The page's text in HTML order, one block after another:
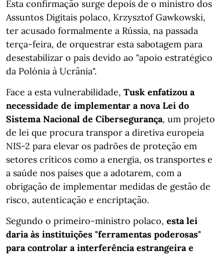
Esta confirmação surge depois de o ministro dos
Assuntos Digitais polaco, Krzysztof Gawkowski,
ter acusado formalmente a Rússia, na passada
terça-feira, de orquestrar esta sabotagem para
desestabilizar o país devido ao "apoio estratégico
da Polónia à Ucrânia".
Face a esta vulnerabilidade, Tusk enfatizou a
necessidade de implementar a nova Lei do
Sistema Nacional de Cibersegurança, um projeto
de lei que procura transpor a diretiva europeia
NIS-2 para elevar os padrões de proteção em
setores críticos como a energia, os transportes e
a saúde nos países que a adotarem, com a
obrigação de implementar medidas de gestão de
risco, autenticação e encriptação.
Segundo o primeiro-ministro polaco, esta lei
daria às instituições "ferramentas poderosas"
para controlar a interferência estrangeira e